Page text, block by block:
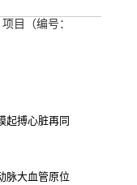
目（编号：